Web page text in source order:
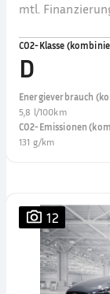
mtl.
CO2-Klasse
D
Energieverbrauch
5,8 l/100km
CO2-Emissionen
131 g/km
12